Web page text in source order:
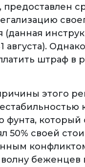
предоставлен
(данная
августа).
штраф в
этого
фунта, который
50% своей
беженцев